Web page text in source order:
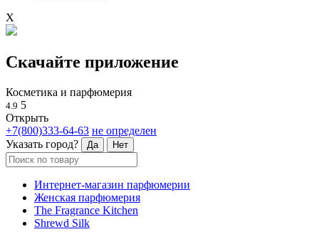
X
Скачайте приложение
Косметика и парфюмерия
4.9 5
Открыть
+7(800)333-64-63 не определен
Указать город?
Да Нет
Интернет-магазин парфюмерии
Женская парфюмерия
The Fragrance Kitchen
Shrewd Silk